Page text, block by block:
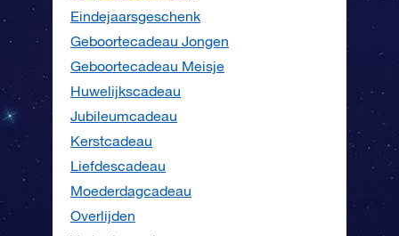
Eindejaarsgeschenk
Geboortecadeau Jongen
Geboortecadeau Meisje
Huwelijkscadeau
Jubileumcadeau
Kerstcadeau
Liefdescadeau
Moederdagcadeau
Overlijden